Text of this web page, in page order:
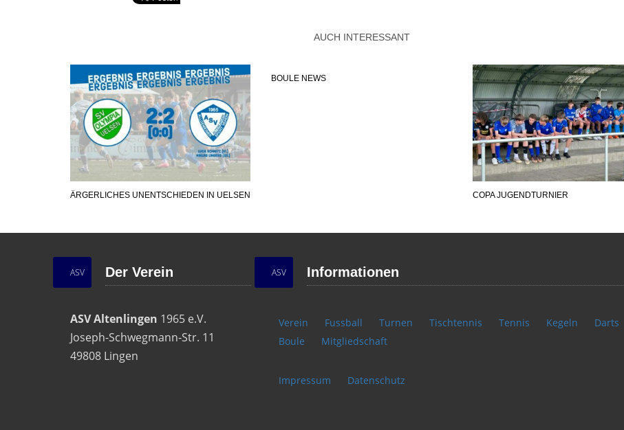
AUCH INTERESSANT
ÄRGERLICHES UNENTSCHIEDEN IN UELSEN
BOULE NEWS
COPA JUGENDTURNIER
ASV Der Verein
ASV Altenlingen 1965 e.V.
Joseph-Schwegmann-Str. 11
49808 Lingen
ASV Informationen
Verein Fussball Turnen Tischtennis Tennis Kegeln
Darts
Boule
Mitgliedschaft
Impressum Datenschutz